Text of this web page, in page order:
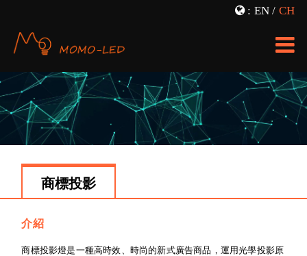
: EN / CH
LED透明屏
支架廣告機
立式廣告機
LED TV
透明展櫃
查詢機
櫥窗投影
霧幕投影
商標投影
3D投影
商標投影
介紹
商標投影燈是一種高時效、時尚的新式廣告商品，運用光學投影原